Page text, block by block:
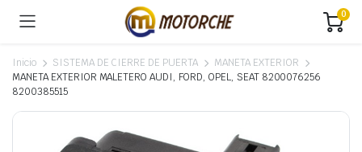
0
Inicio SISTEMA DE CIERRE DE PUERTA
MANETA EXTERIOR
MANETA EXTERIOR MALETERO AUDI, FORD, OPEL, SEAT 8200076256
8200385515